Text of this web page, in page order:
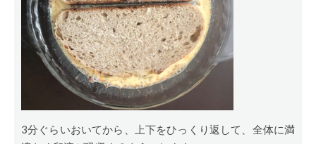
3分ぐらいおいてから、上下をひっくり返して、全体に満